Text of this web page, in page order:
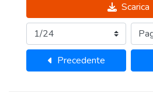
Scarica
Precedente